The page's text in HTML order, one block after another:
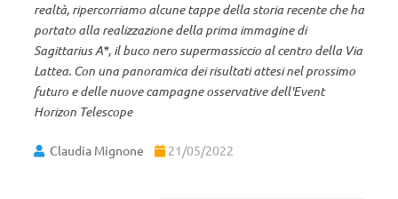
realtà, ripercorriamo alcune tappe della storia recente che ha
portato alla realizzazione della prima immagine di
Sagittarius A*, il buco nero supermassiccio al centro della Via
Lattea. Con una panoramica dei risultati attesi nel prossimo
futuro e delle nuove campagne osservative dell'Event
Horizon Telescope
Claudia Mignone 21/05/2022